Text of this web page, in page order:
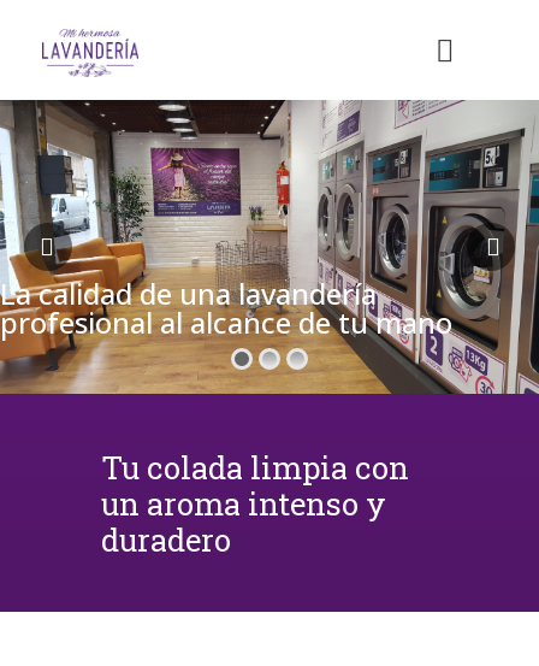
La calidad de una lavandería
profesional al alcance de tu mano
Tu colada limpia con
un aroma intenso y
duradero